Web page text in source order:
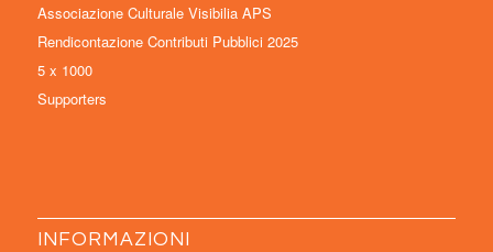
Associazione Culturale Visibilia APS
Rendicontazione Contributi Pubblici 2025
5 x 1000
Supporters
INFORMAZIONI